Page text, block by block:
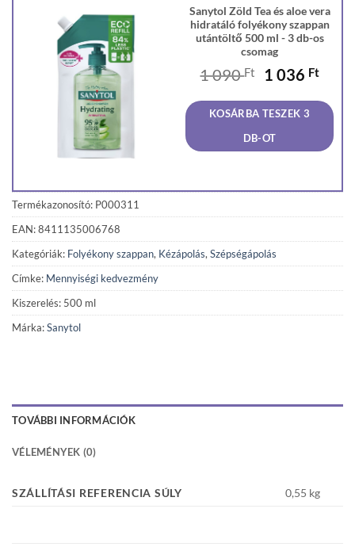
Sanytol Zöld Tea és aloe vera
hidratáló folyékony szappan
utántöltő 500 ml - 3 db-os
csomag
1 090Ft
Original
was:
1
090 Ft.
1 036 Ft
is:
036
KOSÁRBA TESZEK 3
DB-OT
Termékazonosító: P000311
EAN: 8411135006768
Kategóriák: Folyékony szappan, Kézápolás, Szépségápolás
Címke: Mennyiségi kedvezmény
Kiszerelés: 500 ml
Márka:Sanytol
TOVÁBBI INFORMÁCIÓK
VÉLEMÉNYEK (0)
SZÁLLÍTÁSI REFERENCIA SÚLY 0,55 kg